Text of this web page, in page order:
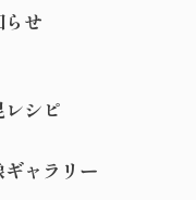
らせ
レシピ
ギャラリー